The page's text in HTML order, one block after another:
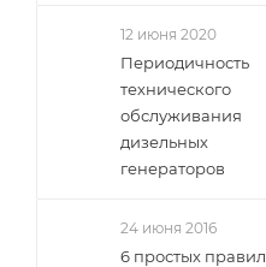
12 июня 2020
Периодичность
технического
обслуживания
дизельных
генераторов
24 июня 2016
6 простых правил